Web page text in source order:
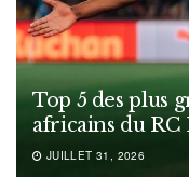
Top 5 des plus
africains du RC
JUILLET 31, 2026